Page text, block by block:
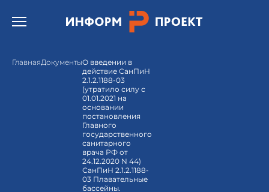
Открыть бургер меню.
ГлавнаяДокументыО введении в
действие СанПиН
2.1.2.1188-03
(утратило силу с
01.01.2021 на
основании
постановления
Главного
государственного
санитарного
врача РФ от
24.12.2020 N 44)
СанПиН 2.1.2.1188-
03 Плавательные
бассейны.